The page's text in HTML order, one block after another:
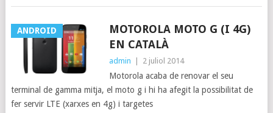
ANDROID
MOTOROLA MOTO G (I 4G)
EN CATALÀ
admin 2 juliol 2014
Motorola acaba de renovar el seu
terminal de gamma mitja, el moto g i hi ha afegit la possibilitat de
fer servir LTE (xarxes en 4g) i targetes